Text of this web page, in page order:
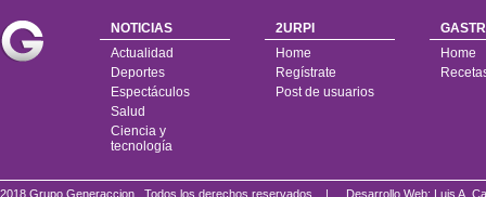
NOTICIAS
Actualidad
Deportes
Espectáculos
Salud
Ciencia y
tecnología
2URPI
Home
Regístrate
Post de usuarios
Home
2018 Grupo Generaccion . Todos los derechos reservados | Desarrollo Web: Luis